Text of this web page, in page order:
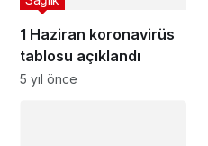
1 Haziran koronavirüs
tablosu açıklandı
5 yıl önce